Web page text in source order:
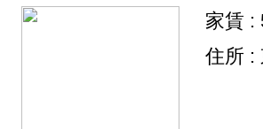
家賃 :
住所 :